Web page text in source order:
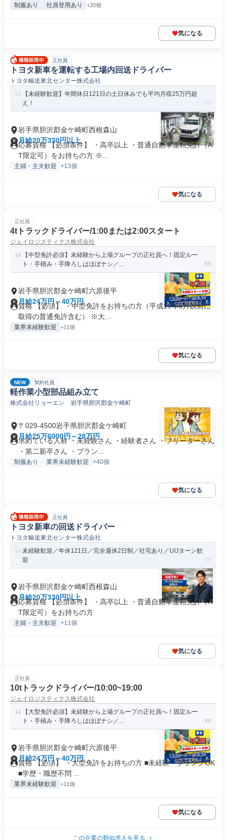
制服あり 社員登用あり +20個
気になる
正社員
トヨタ新車を運転する工場内回送ドライバー
トヨタ輸送東北センター株式会社
【未経験歓迎】年間休日121日の土日休みでも平均月収25万円超
え！
岩手県胆沢郡金ケ崎町西根森山
月給20万330円以上
応募資格 【必須条件】 ・高卒以上 ・普通自動車運転免許（A
T限定可）をお持ちの方 ※...
主婦・主夫歓迎 +13個
気になる
正社員
4tトラックドライバー/1:00または2:00スタート
ジェイロジスティクス株式会社
【中型免許必須】未経験から上場グループの正社員へ！固定ルー
ト・手積み・手降ろしはほぼナシ／...
岩手県胆沢郡金ケ崎町六原後平
月給24万円～40万円
資格 【必須】 ・中型免許をお持ちの方（平成19年6月以前に
取得の普通免許含む） ※大...
業界未経験歓迎 +11個
気になる
NEW 契約社員
軽作業小型部品組み立て
株式会社リョーエン 岩手県胆沢郡金ケ崎町
〒029-4500岩手県胆沢郡金ケ崎町
月給25万6000円～28万円
求めている人材 ・未経験さん ・経験者さん ・フリーターさん
・第二新卒さん ・ブラン...
制服あり 業界未経験歓迎 +40個
気になる
正社員
トヨタ新車の回送ドライバー
トヨタ輸送東北センター株式会社
未経験歓迎／年休121日／完全週休2日制／社宅あり／UIJターン歓
迎
岩手県胆沢郡金ケ崎町西根森山
月給20万330円以上
応募資格 【必須条件】 ・高卒以上 ・普通自動車運転免許（A
T限定可）をお持ちの方
主婦・主夫歓迎 +11個
気になる
正社員
10tトラックドライバー/10:00~19:00
ジェイロジスティクス株式会社
【大型免許必須】未経験から上場グループの正社員へ！固定ルー
ト・手積み・手降ろしはほぼナシ／...
岩手県胆沢郡金ケ崎町六原後平
月給24万円～40万円
資格 【必須】 ・大型免許をお持ちの方 ■未経験・ブランクOK
■学歴・職歴不問 ...
業界未経験歓迎 +11個
気になる
この企業の類似求人を見る